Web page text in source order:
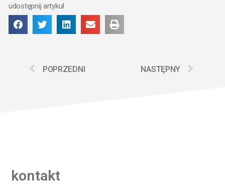
udostępnij artykuł
POPRZEDNI NASTĘPNY
kontakt